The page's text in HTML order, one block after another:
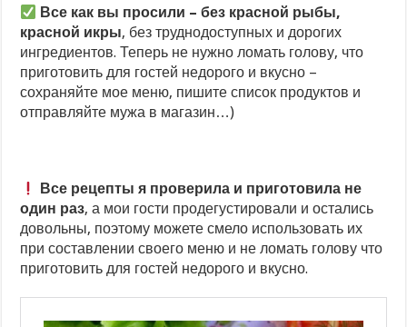
Все как вы просили – без красной рыбы,
красной икры, без труднодоступных и дорогих
ингредиентов. Теперь не нужно ломать голову, что
приготовить для гостей недорого и вкусно –
сохраняйте мое меню, пишите список продуктов и
отправляйте мужа в магазин…)
Все рецепты я проверила и приготовила не
один раз, а мои гости продегустировали и остались
довольны, поэтому можете смело использовать их
при составлении своего меню и не ломать голову что
приготовить для гостей недорого и вкусно.